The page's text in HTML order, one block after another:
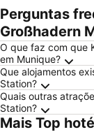
Perguntas
Großhadern
O que faz com que
em Munique?
Que alojamentos
Station?
Quais outras
Station?
Mais Top